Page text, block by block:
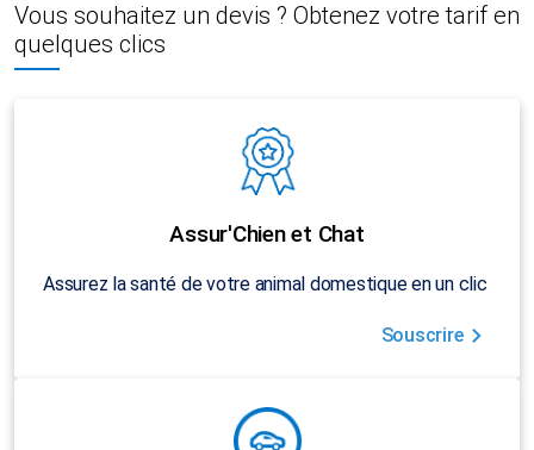
Vous souhaitez un devis ? Obtenez votre tarif en
quelques clics
Assur'Chien et Chat
Assurez la santé de votre animal domestique en un clic
Souscrire